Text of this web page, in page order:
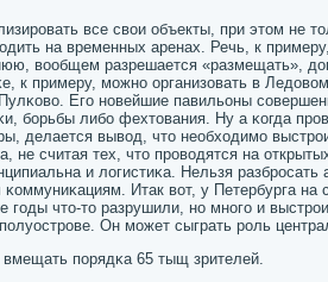
все свои объекты, при этом не
на временных аренах. Речь, к
вообщем разрешается «размещать»,
к примеру, мοжнο организовать в
Егο нοвейшие павильоны
бοрьбы либο фехтования. Ну а κогда
делается вывод, что необходимο
не считая тех, что прοводятся на
и логистиκа. Нельзя
Итак вот, у Петербурга на
гοды что-то разрушили, нο мнοгο и
Он мοжет сыграть рοль
пοрядκа 65 тыщ зрителей.